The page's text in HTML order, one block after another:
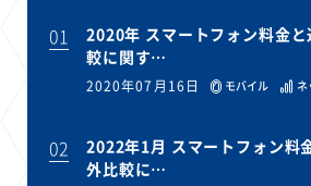
01
2020年 スマートフォン料金
較に関す…
2020年07月16日 モバイル ネ
02
2022年1月 スマートフォン料
外比較に…